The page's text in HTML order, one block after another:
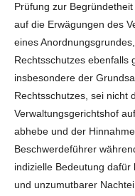
Prüfung zur
auf die Erwägungen des
eines
Rechtsschutzes ebenfalls
insbesondere der
Rechtsschutzes, sei nicht
Verwaltungsgerichtshof
abhebe und der
Beschwerdeführer
indizielle Bedeutung
und unzumutbarer